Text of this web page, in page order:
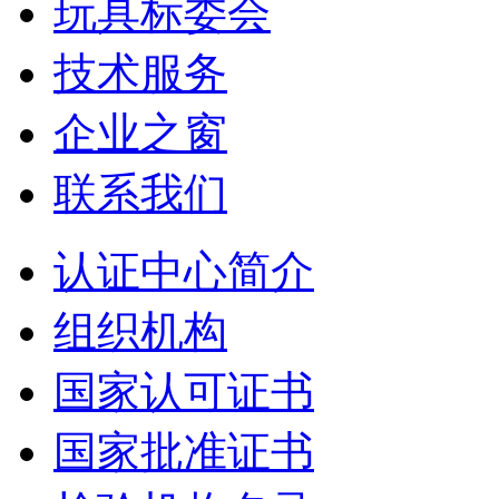
玩具标委会
技术服务
企业之窗
联系我们
认证中心简介
组织机构
国家认可证书
国家批准证书